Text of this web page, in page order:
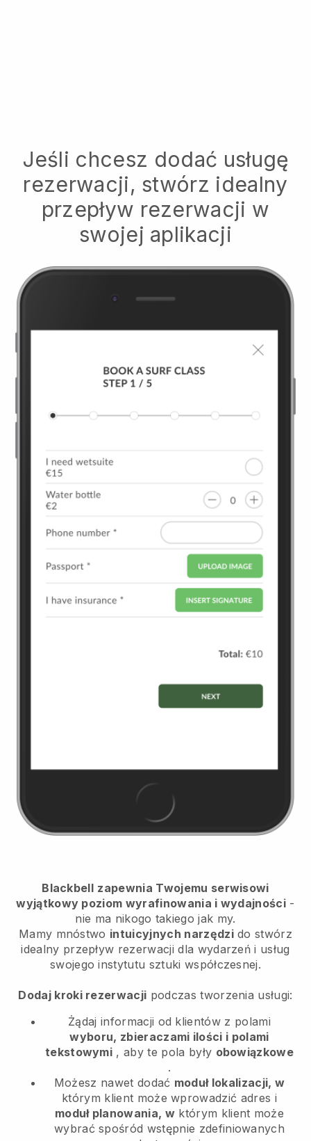
Jeśli chcesz dodać usługę
rezerwacji, stwórz idealny
przepływ rezerwacji w
swojej aplikacji
Blackbell zapewnia Twojemu serwisowi
wyjątkowy poziom wyrafinowania i wydajności -
nie ma nikogo takiego jak my.
Mamy mnóstwo intuicyjnych narzędzidostwórz
idealny przepływ rezerwacji dla wydarzeń i usług
swojego instytutu sztuki współczesnej.
Dodaj kroki rezerwacji podczas tworzenia usługi:
Żądaj informacji od klientów z polami
wyboru, zbieraczami ilości i polami
tekstowymi , aby te pola były obowiązkowe
.
Możesz nawet dodać moduł lokalizacji, w
którym klient może wprowadzić adres i
moduł planowania, w którym klient może
wybrać spośród wstępnie zdefiniowanych